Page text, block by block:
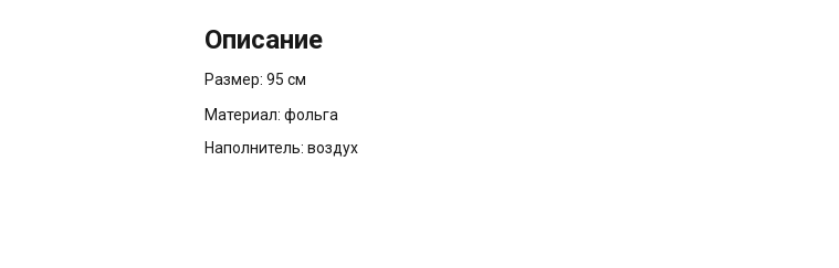
Описание
Размер: 95 см
Материал: фольга
Наполнитель: воздух